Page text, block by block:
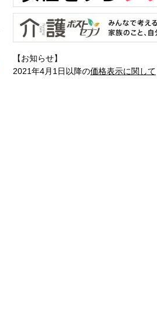
【お知らせ】
2021年4月1日以降の価格表示に関して